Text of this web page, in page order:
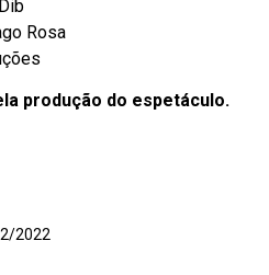
Rosa
produção do espetáculo.
2022